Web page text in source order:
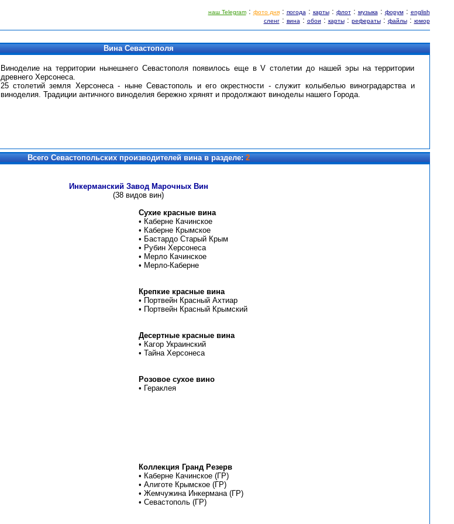
наш Telegram: фото дня: погода: карты: флот: музыка: форум: english
сленг: вина: обои : карты: рефераты: файлы: юмор
Вина Севастополя
Виноделие на территории нынешнего Севастополя появилось еще в V столетии до нашей эры на территории
древнего Херсонеса.
25 столетий земля Херсонеса - ныне Севастополь и его окрестности - служит колыбелью виноградарства и
виноделия. Традиции античного виноделия бережно хрянят и продолжают виноделы нашего Города.
Всего Севастопольских производителей вина в разделе:2
Инкерманский Завод Марочных Вин
(38 видов вин)
Сухие красные вина
• Каберне Качинское
• Каберне Крымское
• Бастардо Старый Крым
• Рубин Херсонеса
• Мерло Качинское
• Мерло-Каберне
Крепкие красные вина
• Портвейн Красный Ахтиар
• Портвейн Красный Крымский
Десертные красные вина
• Кагор Украинский
• Тайна Херсонеса
Розовое сухое вино
• Гераклея
Коллекция Гранд Резерв
• Каберне Качинское (ГР)
• Алиготе Крымское (ГР)
• Жемчужина Инкермана (ГР)
• Севастополь (ГР)